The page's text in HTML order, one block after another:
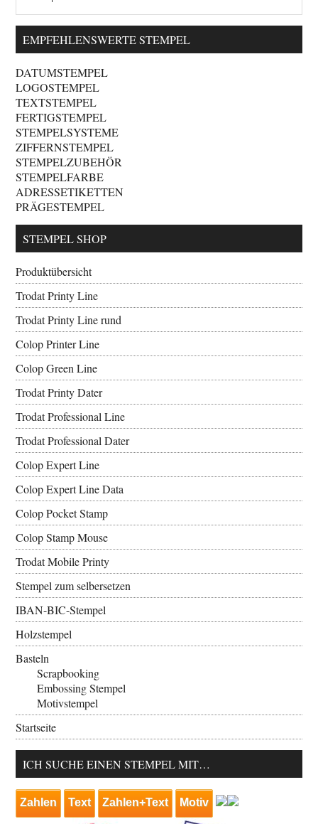
EMPFEHLENSWERTE STEMPEL
DATUMSTEMPEL
LOGOSTEMPEL
TEXTSTEMPEL
FERTIGSTEMPEL
STEMPELSYSTEME
ZIFFERNSTEMPEL
STEMPELZUBEHÖR
STEMPELFARBE
ADRESSETIKETTEN
PRÄGESTEMPEL
STEMPEL SHOP
Produktübersicht
Trodat Printy Line
Trodat Printy Line rund
Colop Printer Line
Colop Green Line
Trodat Printy Dater
Trodat Professional Line
Trodat Professional Dater
Colop Expert Line
Colop Expert Line Data
Colop Pocket Stamp
Colop Stamp Mouse
Trodat Mobile Printy
Stempel zum selbersetzen
IBAN-BIC-Stempel
Holzstempel
Basteln
Scrapbooking
Embossing Stempel
Motivstempel
Startseite
ICH SUCHE EINEN STEMPEL MIT…
Zahlen Text Zahlen+Text Motiv